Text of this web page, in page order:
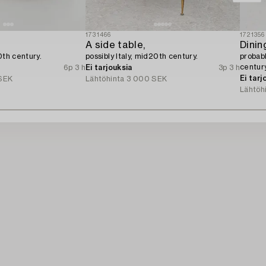
century.
6p 3 h
1731466
A side table,
possibly Italy, mid20th century.
Ei tarjouksia
3p 3 h
Lähtöhinta 3 000 SEK
1721356
Ei